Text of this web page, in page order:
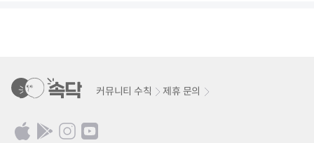
커뮤니티 수칙 제휴 문의